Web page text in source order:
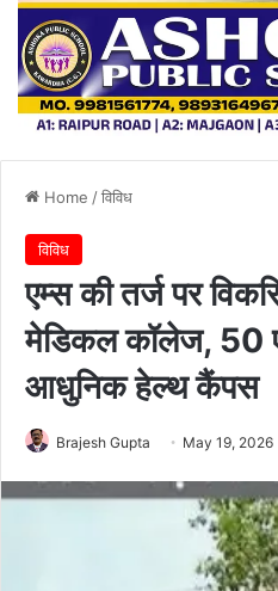
Home /विविध
विविध
एम्स की तर्ज पर
मेडिकल कॉलेज, 50
आधुनिक हेल्थ कैंपस
Brajesh Gupta May 19, 2026